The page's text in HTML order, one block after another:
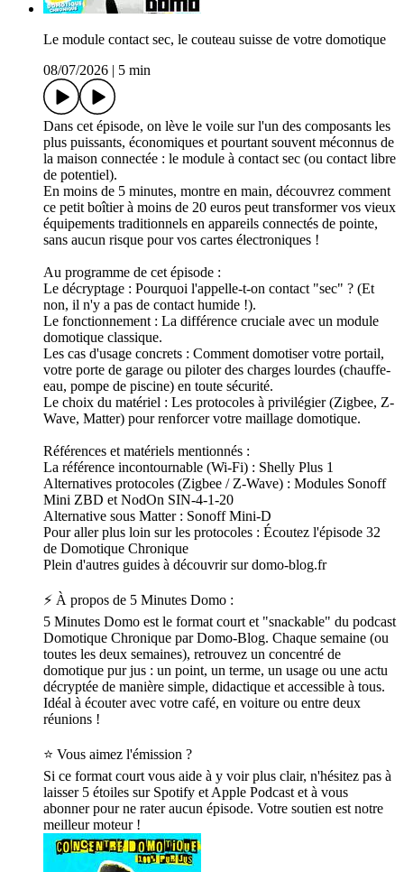
Le module contact sec, le couteau suisse de votre domotique
08/07/2026
5 min
Dans cet épisode, on lève le voile sur l'un des composants les
plus puissants, économiques et pourtant souvent méconnus de
la maison connectée : le module à contact sec (ou contact libre
de potentiel).
En moins de 5 minutes, montre en main, découvrez comment
ce petit boîtier à moins de 20 euros peut transformer vos vieux
équipements traditionnels en appareils connectés de pointe,
sans aucun risque pour vos cartes électroniques !
Au programme de cet épisode :
Le décryptage : Pourquoi l'appelle-t-on contact "sec" ? (Et
non, il n'y a pas de contact humide !).
Le fonctionnement : La différence cruciale avec un module
domotique classique.
Les cas d'usage concrets : Comment domotiser votre portail,
votre porte de garage ou piloter des charges lourdes (chauffe-
eau, pompe de piscine) en toute sécurité.
Le choix du matériel : Les protocoles à privilégier (Zigbee, Z-
Wave, Matter) pour renforcer votre maillage domotique.
Références et matériels mentionnés :
La référence incontournable (Wi-Fi) : Shelly Plus 1
Alternatives protocoles (Zigbee / Z-Wave) : Modules Sonoff
Mini ZBD et NodOn SIN-4-1-20
Alternative sous Matter : Sonoff Mini-D
Pour aller plus loin sur les protocoles : Écoutez l'épisode 32
de Domotique Chronique
Plein d'autres guides à découvrir sur domo-blog.fr
⚡ À propos de 5 Minutes Domo :
5 Minutes Domo est le format court et "snackable" du podcast
Domotique Chronique par Domo-Blog. Chaque semaine (ou
toutes les deux semaines), retrouvez un concentré de
domotique pur jus : un point, un terme, un usage ou une actu
décryptée de manière simple, didactique et accessible à tous.
Idéal à écouter avec votre café, en voiture ou entre deux
réunions !
⭐ Vous aimez l'émission ?
Si ce format court vous aide à y voir plus clair, n'hésitez pas à
laisser 5 étoiles sur Spotify et Apple Podcast et à vous
abonner pour ne rater aucun épisode. Votre soutien est notre
meilleur moteur !